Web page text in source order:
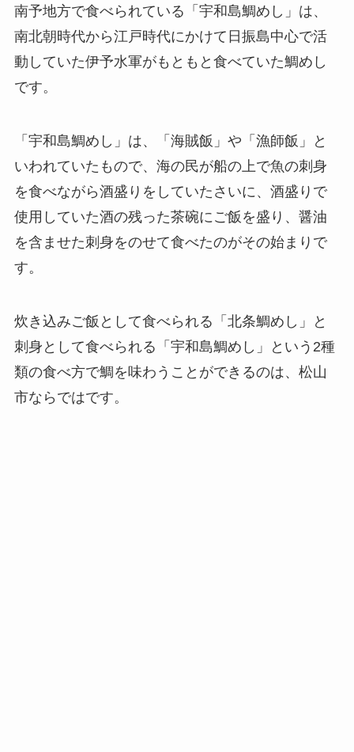
南予地方で食べられている「宇和島鯛めし」は、
南北朝時代から江戸時代にかけて日振島中心で活
動していた伊予水軍がもともと食べていた鯛めし
です。
「宇和島鯛めし」は、「海賊飯」や「漁師飯」と
いわれていたもので、海の民が船の上で魚の刺身
を食べながら酒盛りをしていたさいに、酒盛りで
使用していた酒の残った茶碗にご飯を盛り、醤油
を含ませた刺身をのせて食べたのがその始まりで
す。
炊き込みご飯として食べられる「北条鯛めし」と
刺身として食べられる「宇和島鯛めし」という2種
類の食べ方で鯛を味わうことができるのは、松山
市ならではです。